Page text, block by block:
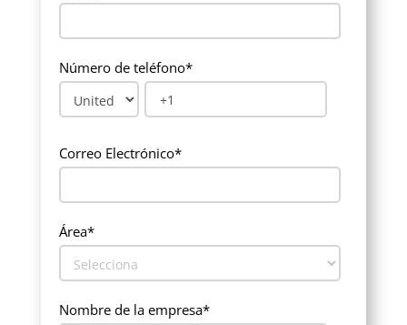
Número de teléfono*
Correo Electrónico*
Área*
Nombre de la empresa*